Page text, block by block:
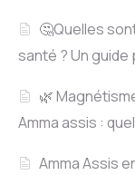
🤔Quelles
santé ? Un
🌿
Amma assis :
Amma Assis